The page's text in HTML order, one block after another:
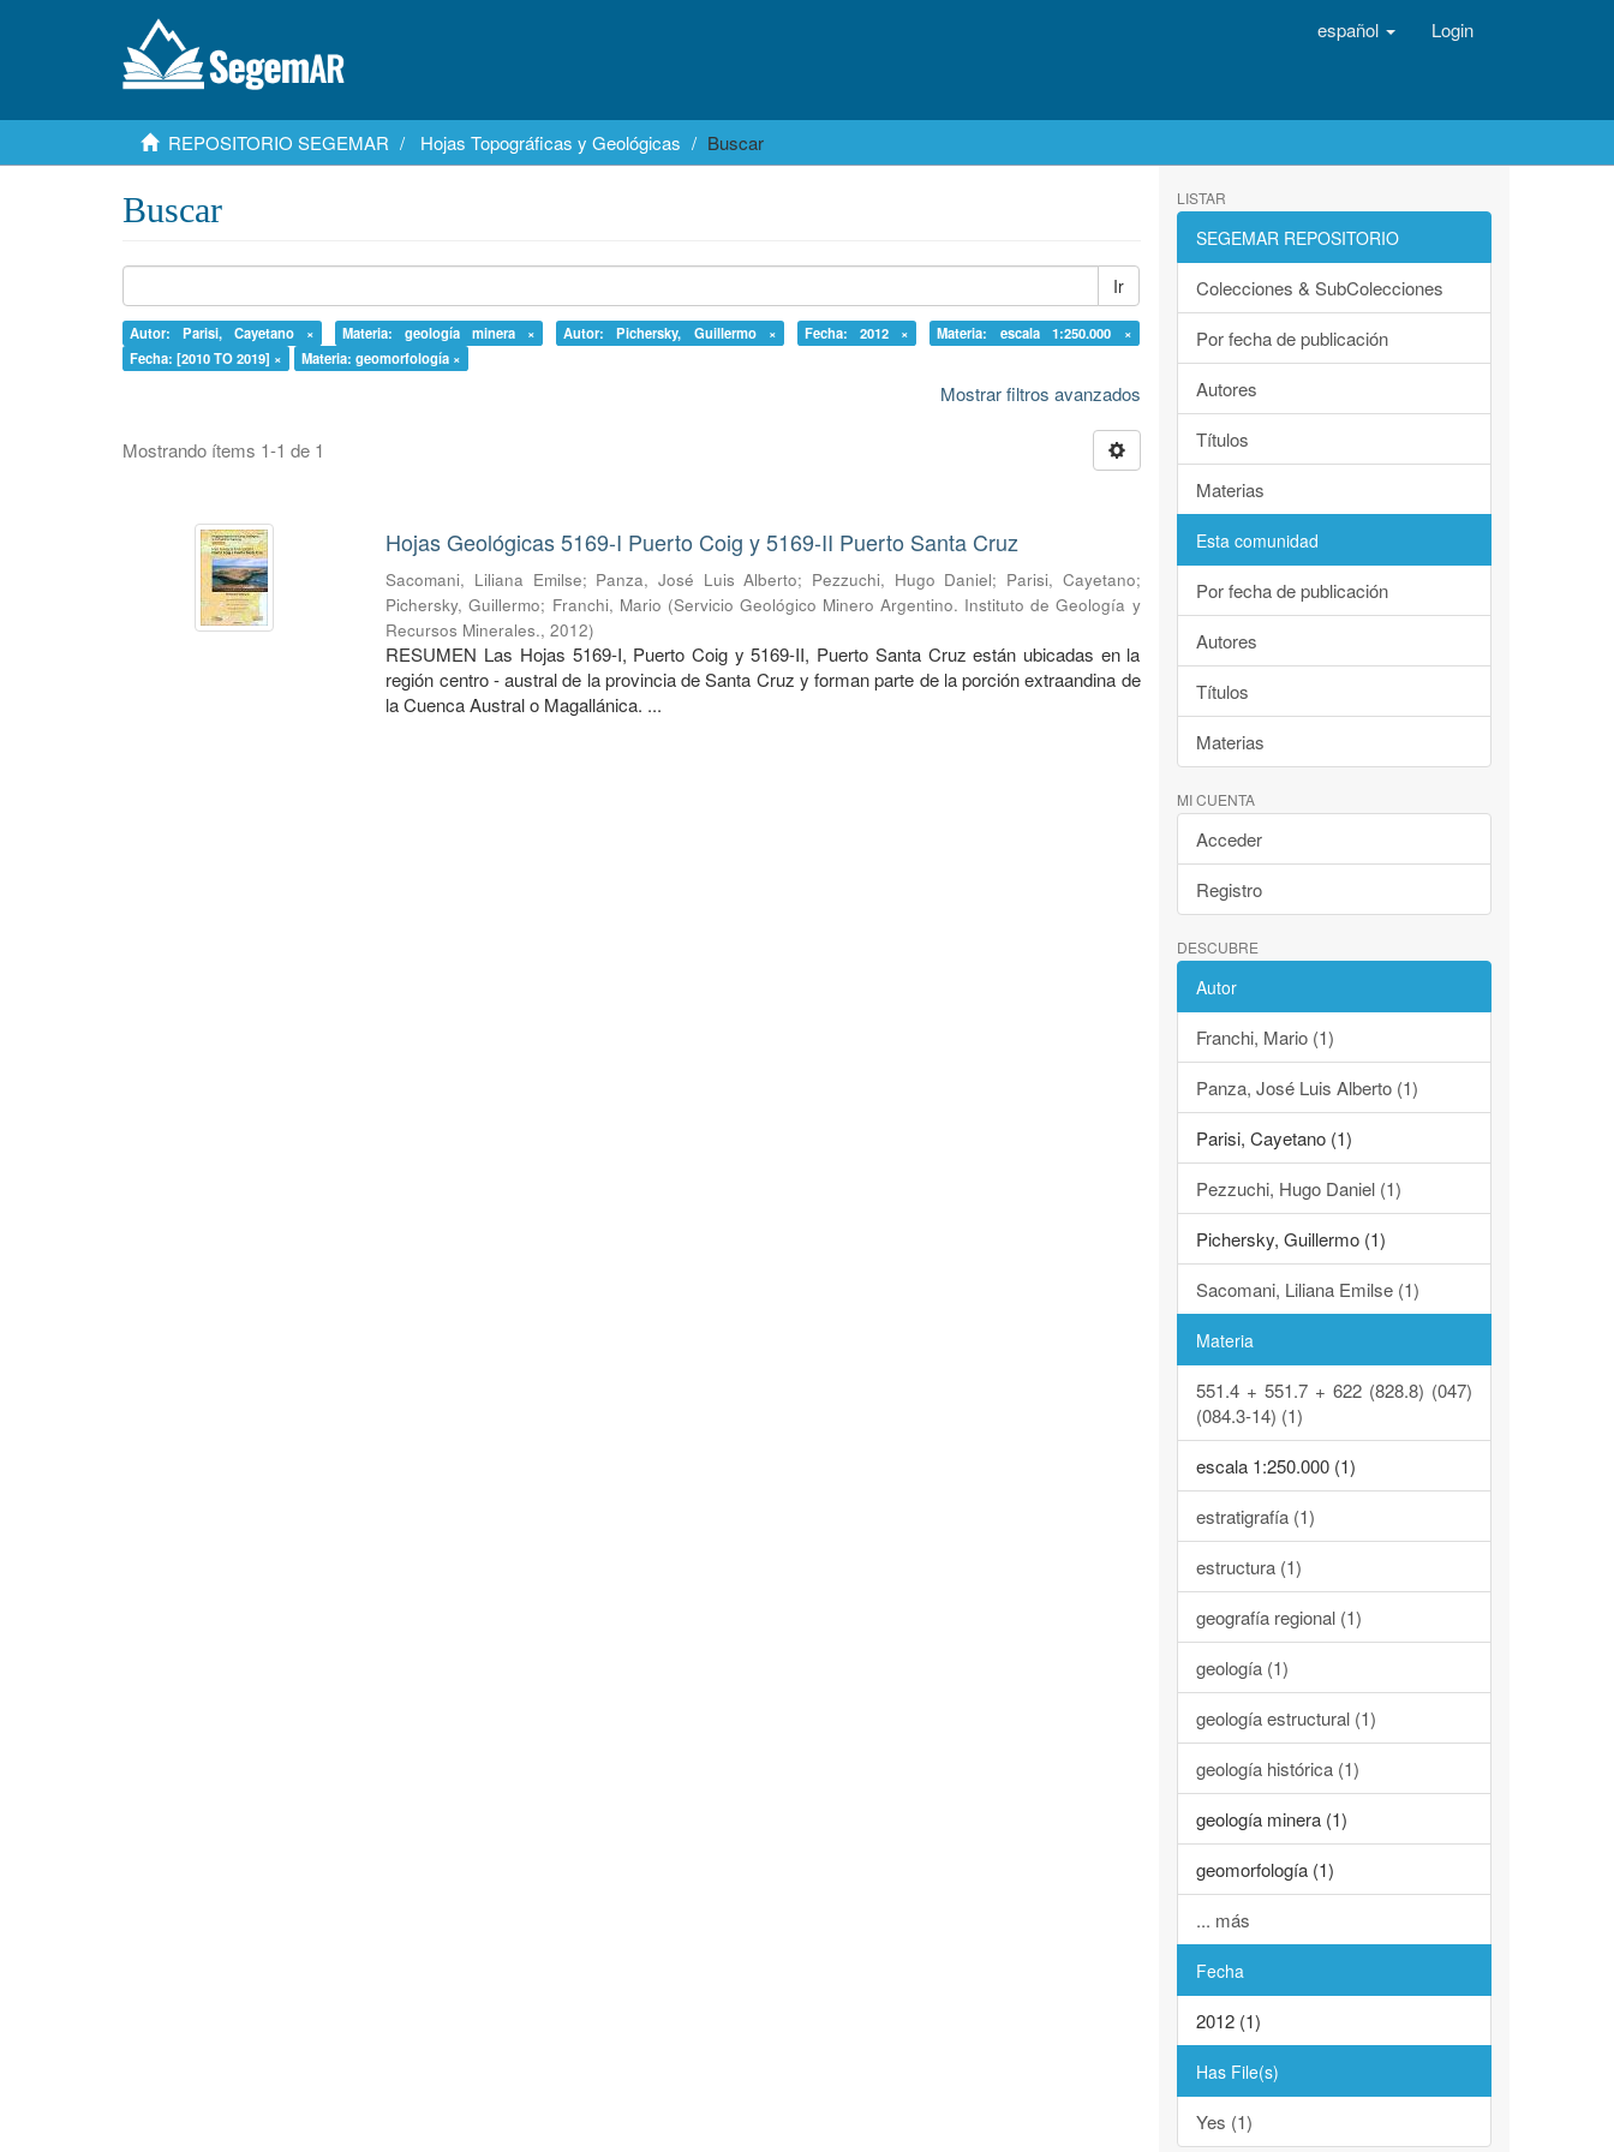
español Login
REPOSITORIO SEGEMAR Hojas Topográficas y Geológicas Buscar
Buscar
Ir
Autor: Parisi, Cayetano × Materia: geología minera × Autor: Pichersky, Guillermo × Fecha: 2012 ×
Materia: escala 1:250.000 ×
Fecha: [2010 TO 2019] ×
Materia: geomorfología ×
Mostrar filtros avanzados
Mostrando ítems 1-1 de 1
Hojas Geológicas 5169-I Puerto Coig y 5169-II Puerto Santa Cruz
Sacomani, Liliana Emilse; Panza, José Luis Alberto; Pezzuchi, Hugo Daniel; Parisi, Cayetano;
Pichersky, Guillermo; Franchi, Mario (Servicio Geológico Minero Argentino. Instituto de Geología y
Recursos Minerales.,2012)
RESUMEN Las Hojas 5169-I, Puerto Coig y 5169-II, Puerto Santa Cruz están ubicadas en la
región centro - austral de la provincia de Santa Cruz y forman parte de la porción extraandina de
la Cuenca Austral o Magallánica. ...
LISTAR
SEGEMAR REPOSITORIO
Colecciones & SubColecciones
Por fecha de publicación
Autores
Títulos
Materias
Esta comunidad
Por fecha de publicación
Autores
Títulos
Materias
MI CUENTA
Acceder
Registro
DESCUBRE
Autor
Franchi, Mario (1)
Panza, José Luis Alberto (1)
Parisi, Cayetano (1)
Pezzuchi, Hugo Daniel (1)
Pichersky, Guillermo (1)
Sacomani, Liliana Emilse (1)
Materia
551.4 + 551.7 + 622 (828.8) (047)
(084.3-14) (1)
escala 1:250.000 (1)
estratigrafía (1)
estructura (1)
geografía regional (1)
geología (1)
geología estructural (1)
geología histórica (1)
geología minera (1)
geomorfología (1)
... más
Fecha
2012 (1)
Has File(s)
Yes (1)